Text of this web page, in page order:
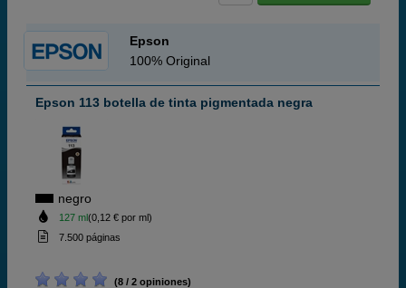
Epson
100% Original
Epson 113 botella de tinta pigmentada negra
negro
127 ml(0,12 € por ml)
7.500 páginas
(8 / 2 opiniones)